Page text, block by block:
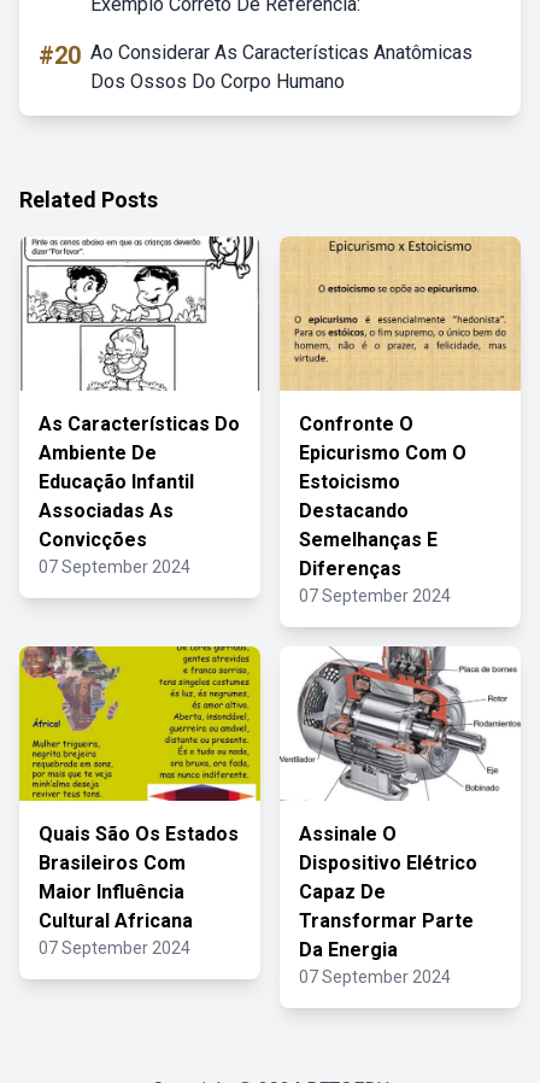
#20 Ao Considerar As Características Anatômicas
Dos Ossos Do Corpo Humano
Related Posts
As Características Do
Ambiente De
Educação Infantil
Associadas As
Convicções
07 September 2024
Confronte O
Epicurismo Com O
Estoicismo
Destacando
Semelhanças E
Diferenças
07 September 2024
Quais São Os Estados
Brasileiros Com
Maior Influência
Cultural Africana
07 September 2024
Assinale O
Dispositivo Elétrico
Capaz De
Transformar Parte
Da Energia
07 September 2024